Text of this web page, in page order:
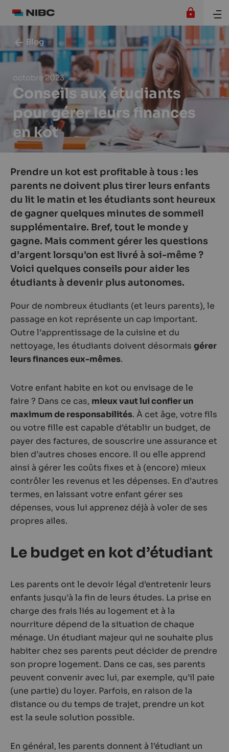
Blog
octobre 2023
Conseils aux étudiants
pour gérer leurs finances
en kot
Prendre un kot est profitable à tous : les
parents ne doivent plus tirer leurs enfants
du lit le matin et les étudiants sont heureux
de gagner quelques minutes de sommeil
supplémentaire. Bref, tout le monde y
gagne. Mais comment gérer les questions
d’argent lorsqu’on est livré à soi-même ?
Voici quelques conseils pour aider les
étudiants à devenir plus autonomes.
Pour de nombreux étudiants (et leurs parents), le
passage en kot représente un cap important.
Outre l’apprentissage de la cuisine et du
nettoyage, les étudiants doivent désormais gérer
leurs finances eux-mêmes.
Votre enfant habite en kot ou envisage de le
faire ? Dans ce cas, mieux vaut lui confier un
maximum de responsabilités. À cet âge, votre fils
ou votre fille est capable d’établir un budget, de
payer des factures, de souscrire une assurance et
bien d’autres choses encore. Il ou elle apprend
ainsi à gérer les coûts fixes et à (encore) mieux
contrôler les revenus et les dépenses. En d’autres
termes, en laissant votre enfant gérer ses
dépenses, vous lui apprenez déjà à voler de ses
propres ailes.
Le budget en kot d’étudiant
Les parents ont le devoir légal d’entretenir leurs
enfants jusqu’à la fin de leurs études. La prise en
charge des frais liés au logement et à la
nourriture dépend de la situation de chaque
ménage. Un étudiant majeur qui ne souhaite plus
habiter chez ses parents peut décider de prendre
son propre logement. Dans ce cas, ses parents
peuvent convenir avec lui, par exemple, qu’il paie
(une partie) du loyer. Parfois, en raison de la
distance ou du temps de trajet, prendre un kot
est la seule solution possible.
En général, les parents donnent à l’étudiant un